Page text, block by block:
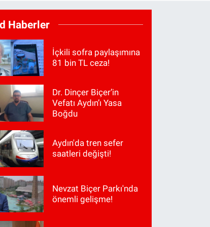
Haberler
İçkili sofra paylaşımına
81 bin TL ceza!
Dr. Dinçer Biçer’in
Vefatı Aydın’ı Yasa
Boğdu
Aydın'da tren sefer
saatleri değişti!
Nevzat Biçer Parkı'nda
önemli gelişme!